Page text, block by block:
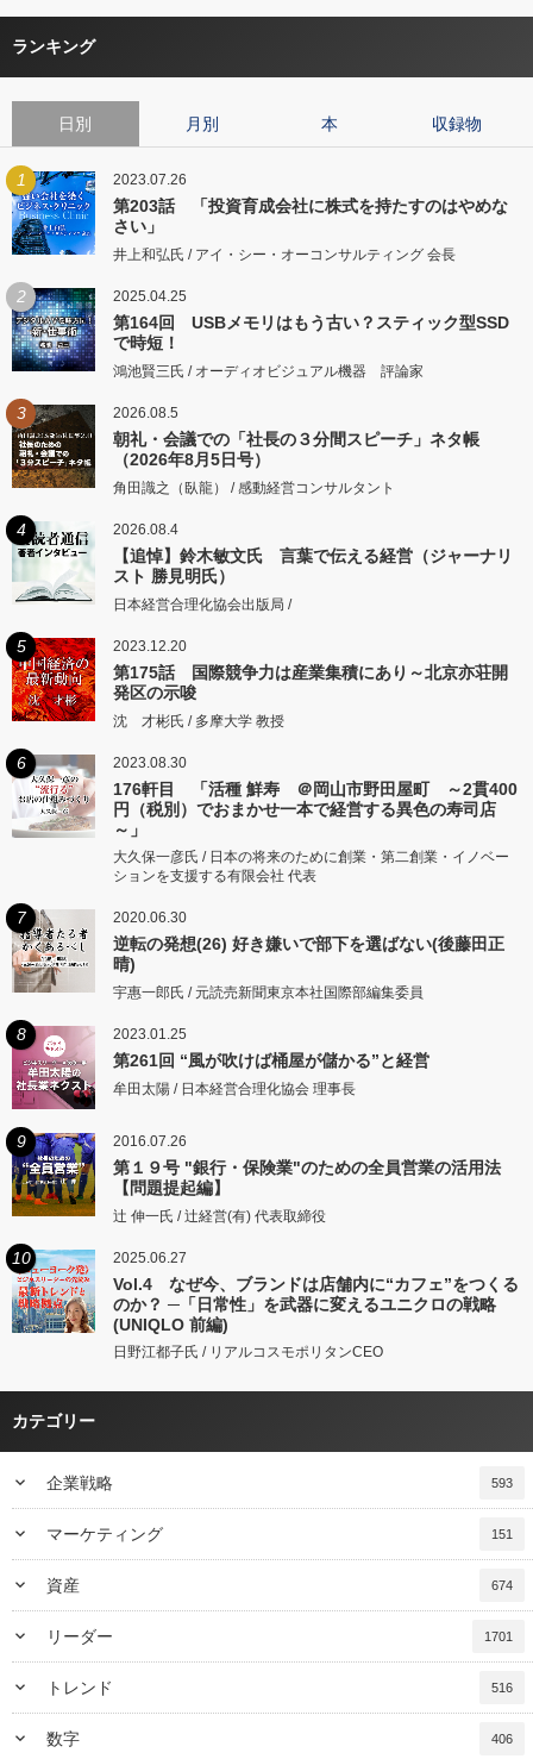
ランキング
日別 月別 本 収録物
1 2023.07.26
第203話 「投資育成会社に株式を持たすのはやめな
さい」
井上和弘氏 / アイ・シー・オーコンサルティング 会長
2 2025.04.25
第164回 USBメモリはもう古い？スティック型SSD
で時短！
鴻池賢三氏 / オーディオビジュアル機器 評論家
3 2026.08.5
朝礼・会議での「社長の３分間スピーチ」ネタ帳
（2026年8月5日号）
角田識之（臥龍） / 感動経営コンサルタント
4 2026.08.4
【追悼】鈴木敏文氏 言葉で伝える経営（ジャーナリ
スト 勝見明氏）
日本経営合理化協会出版局 /
5 2023.12.20
第175話 国際競争力は産業集積にあり～北京亦荘開
発区の示唆
沈 才彬氏 / 多摩大学 教授
6 2023.08.30
176軒目 「活種 鮮寿 ＠岡山市野田屋町 ～2貫400
円（税別）でおまかせ一本で経営する異色の寿司店
～」
大久保一彦氏 / 日本の将来のために創業・第二創業・イノベー
ションを支援する有限会社 代表
7 2020.06.30
逆転の発想(26) 好き嫌いで部下を選ばない(後藤田正
晴)
宇惠一郎氏 / 元読売新聞東京本社国際部編集委員
8 2023.01.25
第261回 “風が吹けば桶屋が儲かる”と経営
牟田太陽 / 日本経営合理化協会 理事長
9 2016.07.26
第１９号 "銀行・保険業"のための全員営業の活用法
【問題提起編】
辻 伸一氏 / 辻経営(有) 代表取締役
10 2025.06.27
Vol.4 なぜ今、ブランドは店舗内に“カフェ”をつくる
のか？ ─「日常性」を武器に変えるユニクロの戦略
(UNIQLO 前編)
日野江都子氏 / リアルコスモポリタンCEO
カテゴリー
keyboard_arrow_down 企業戦略 593
keyboard_arrow_down マーケティング 151
keyboard_arrow_down 資産 674
keyboard_arrow_down リーダー 1701
keyboard_arrow_down トレンド 516
keyboard_arrow_down 数字 406